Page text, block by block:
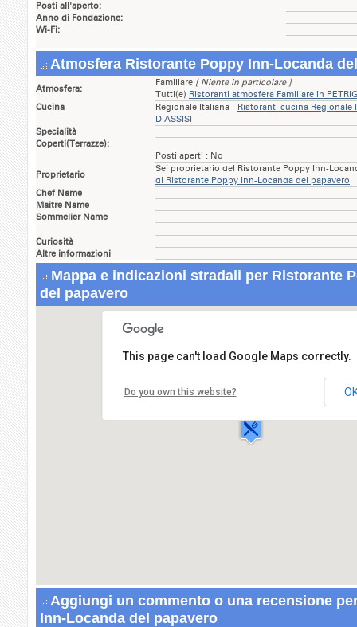
Posti all'aperto:
Anno di Fondazione:
Wi-Fi:
Atmosfera Ristorante Poppy Inn-Locanda
Atmosfera:
Familiare [ Niente in particolare ]
Tutti(e) Ristoranti atmosfera Familiare in
Cucina
Regionale Italiana - Ristoranti cucina Regionale
D'ASSISI
Specialità
Coperti(Terrazze):
Posti aperti : No
Proprietario
Sei proprietario del Ristorante Poppy Inn-
di Ristorante Poppy Inn-Locanda del papavero
Chef Name
Maitre Name
Sommelier Name
Curiosità
Altre informazioni
Mappa e indicazioni stradali per Ristorante
del papavero
Ristorante Poppy Inn-Locanda del
Via Indipendenza,75
06086 PETRIGNANO D'ASSISI
This page can't load Google Maps correctly.
Do you own this website?
Aggiungi un commento o una recensione
Inn-Locanda del papavero